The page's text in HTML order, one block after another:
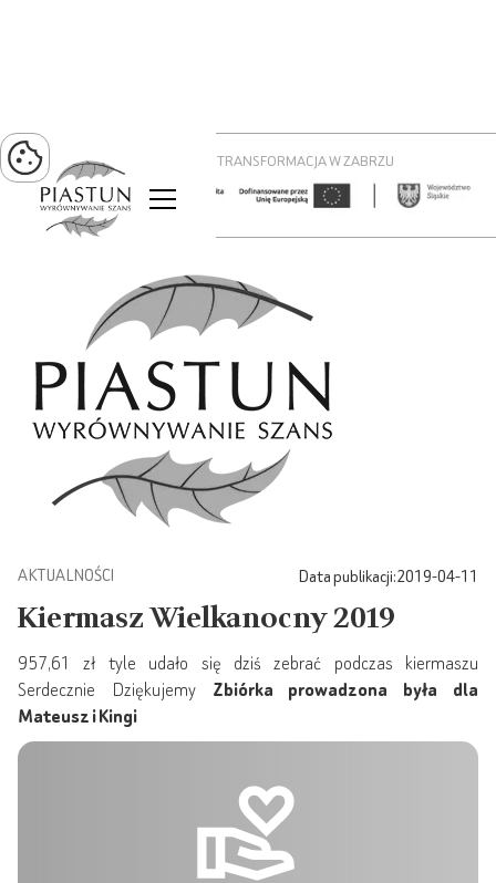
PROJEKT ZIELONA TRANSFORMACJA W ZABRZU
AKTUALNOŚCI Data publikacji:2019-04-11
Kiermasz Wielkanocny 2019
957,61 zł tyle udało się dziś zebrać podczas kiermaszu
Serdecznie Dziękujemy Zbiórka prowadzona była dla
Mateusz i Kingi